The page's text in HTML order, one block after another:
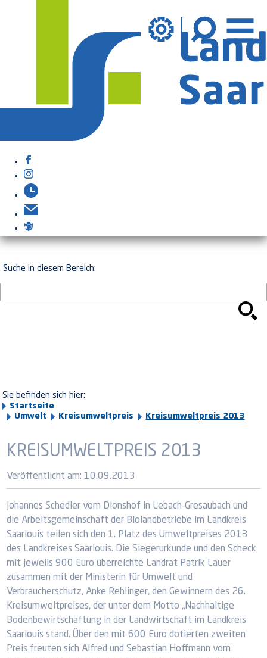
Suche in diesem Bereich:
Sie befinden sich hier:
Startseite
Umwelt
Kreisumweltpreis Kreisumweltpreis 2013
KREISUMWELTPREIS 2013
Veröffentlicht am: 10.09.2013
Johannes Schedler vom Dionshof in Lebach-Gresaubach und
die Arbeitsgemeinschaft der Biolandbetriebe im Landkreis
Saarlouis teilen sich den 1. Platz des Umweltpreises 2013
des Landkreises Saarlouis. Die Siegerurkunde und den Scheck
mit jeweils 900 Euro überreichte Landrat Patrik Lauer
zusammen mit der Ministerin für Umwelt und
Verbraucherschutz, Anke Rehlinger, den Gewinnern des 26.
Kreisumweltpreises, der unter dem Motto „Nachhaltige
Bodenbewirtschaftung in der Landwirtschaft im Landkreis
Saarlouis stand. Über den mit 600 Euro dotierten zweiten
Preis freuten sich Alfred und Sebastian Hoffmann vom